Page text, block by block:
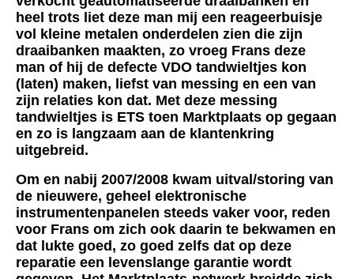
heel trots liet deze man mij een reageerbuisje
vol kleine metalen onderdelen zien die zijn
draaibanken maakten, zo vroeg Frans deze
man of hij de defecte VDO tandwieltjes kon
(laten) maken, liefst van messing en een van
zijn relaties kon dat. Met deze messing
tandwieltjes is ETS toen Marktplaats op gegaan
en zo is langzaam aan de klantenkring
uitgebreid.
Om en nabij 2007/2008 kwam uitval/storing van
de nieuwere, geheel elektronische
instrumentenpanelen steeds vaker voor, reden
voor Frans om zich ook daarin te bekwamen en
dat lukte goed, zo goed zelfs dat op deze
reparatie een levenslange garantie wordt